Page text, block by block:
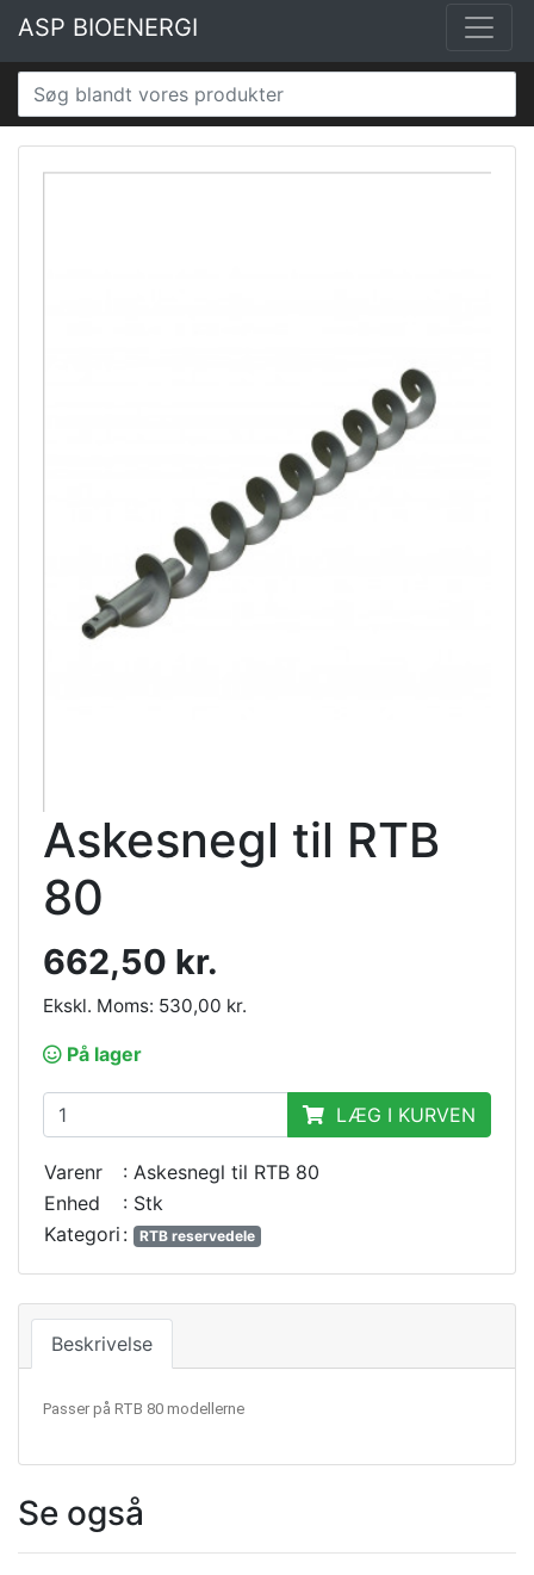
ASP BIOENERGI
Askesnegl til RTB
80
662,50 kr.
Ekskl. Moms: 530,00 kr.
På lager
LÆG I KURVEN
Varenr
: Askesnegl til RTB 80
Enhed
: Stk
Kategori : RTB reservedele
Beskrivelse
Passer på RTB 80 modellerne
Se også